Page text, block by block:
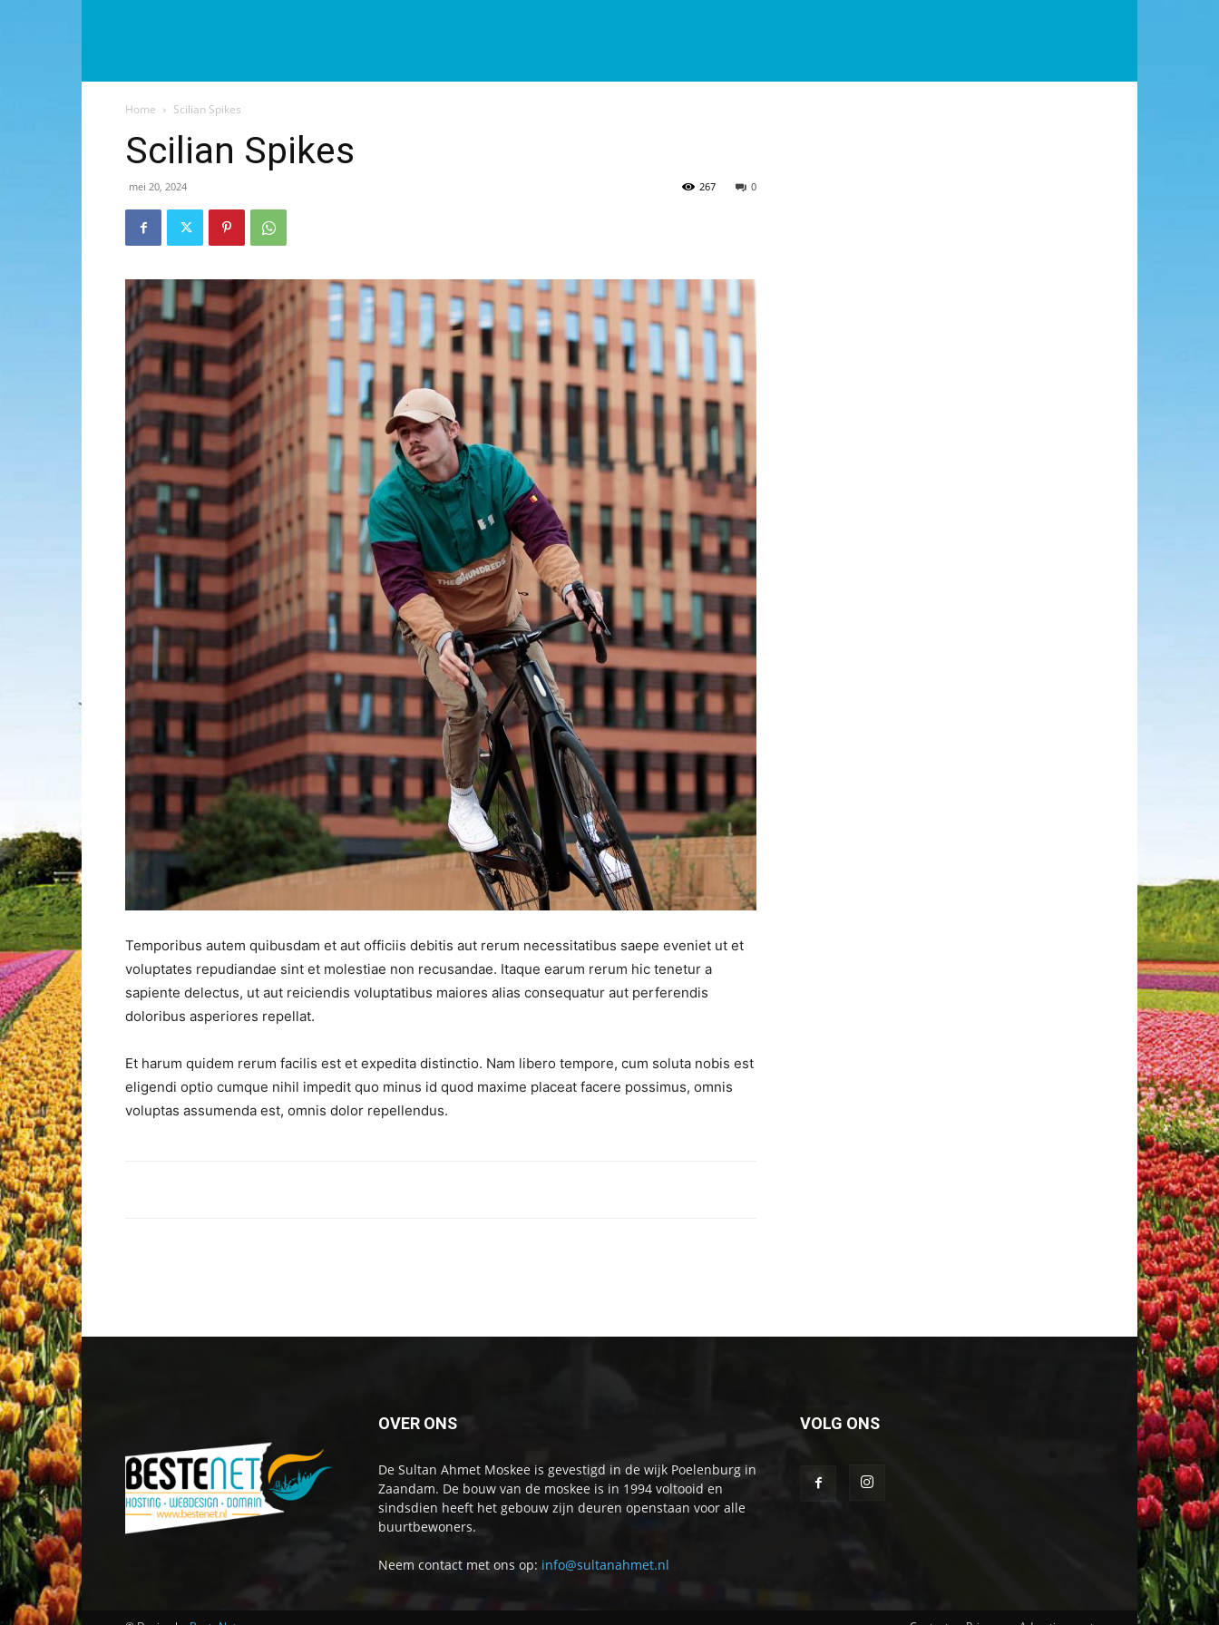
Home Scilian Spikes
Scilian Spikes
mei 20, 2024 0
267
Temporibus autem quibusdam et aut officiis debitis aut rerum necessitatibus saepe eveniet ut et
voluptates repudiandae sint et molestiae non recusandae. Itaque earum rerum hic tenetur a
sapiente delectus, ut aut reiciendis voluptatibus maiores alias consequatur aut perferendis
doloribus asperiores repellat.
Et harum quidem rerum facilis est et expedita distinctio. Nam libero tempore, cum soluta nobis est
eligendi optio cumque nihil impedit quo minus id quod maxime placeat facere possimus, omnis
voluptas assumenda est, omnis dolor repellendus.
OVER ONS
De Sultan Ahmet Moskee is gevestigd in de wijk Poelenburg in
Zaandam. De bouw van de moskee is in 1994 voltooid en
sindsdien heeft het gebouw zijn deuren openstaan voor alle
buurtbewoners.
Neem contact met ons op: info@sultanahmet.nl
VOLG ONS